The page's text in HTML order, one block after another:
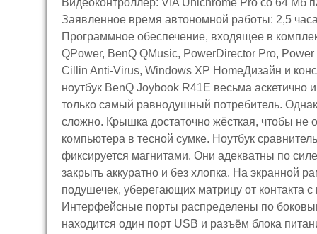
Видеоконтроллер: VIA Unichrome Pro со 64 Мб
Заявленное время автономной работы: 2,5
Программное обеспечение, входящее в
QPower, BenQ QMusic, PowerDirector Pro,
Cillin Anti-Virus, Windows XP HomeДизайн и
ноутбук BenQ Joybook R41E весьма
только самый равнодушный потребитель.
сложно. Крышка достаточно жёсткая, чтобы не
компьютера в тесной сумке. Ноутбук
фиксируется магнитами. Они адекватны по
закрыть аккуратно и без хлопка. На
подушечек, уберегающих матрицу от контакта с
Интерфейсные порты распределены по
находится один порт USB и разъём блока